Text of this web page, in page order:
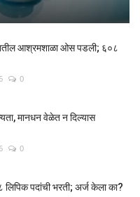
आश्रमशाळा ओस पडली; ६०८
0
मानधन वेळेत न दिल्यास
0
पदांची भरती; अर्ज केला का?